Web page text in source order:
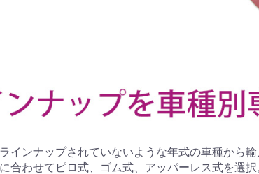
インナップされていないような年式の車種から
合わせてピロ式、ゴム式、アッパーレス式を選